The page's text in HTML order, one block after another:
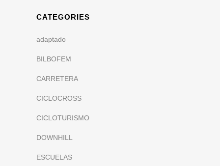
CATEGORIES
adaptado
BILBOFEM
CARRETERA
CICLOCROSS
CICLOTURISMO
DOWNHILL
ESCUELAS